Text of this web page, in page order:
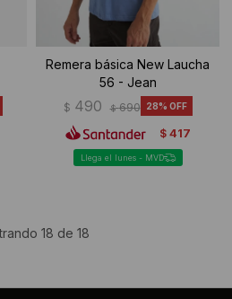
Remera básica New Laucha
56 - Jean
$ 490 $ 690 28
$ 417
Llega el lunes - MVD
18 de 18